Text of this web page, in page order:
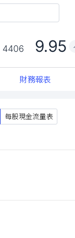
4406 9.95
財務報表
每股現金流量表